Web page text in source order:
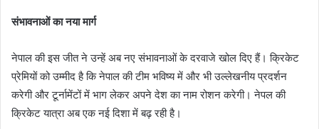
संभावनाओं का नया मार्ग
नेपाल की इस जीत ने उन्हें अब नए संभावनाओं के दरवाजे खोल दिए हैं। क्रिकेट
प्रेमियों को उम्मीद है कि नेपाल की टीम भविष्य में और भी उल्लेखनीय प्रदर्शन
करेगी और टूर्नामेंटों में भाग लेकर अपने देश का नाम रोशन करेगी। नेपल की
क्रिकेट यात्रा अब एक नई दिशा में बढ़ रही है।